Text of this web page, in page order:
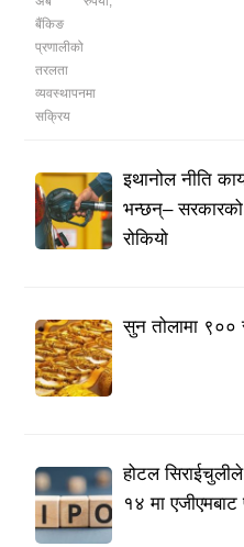
इथानोल नीति
भन्छन्–
रोकियो
सुन तोलामा ९००
होटल
१४ मा एजीएमबाट